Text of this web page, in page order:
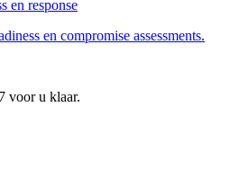
en response
en compromise assessments.
voor u klaar.